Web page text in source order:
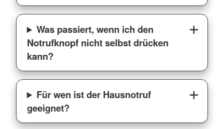
Was passiert, wenn ich den
Notrufknopf nicht selbst drücken
kann?
Für wen ist der Hausnotruf
geeignet?